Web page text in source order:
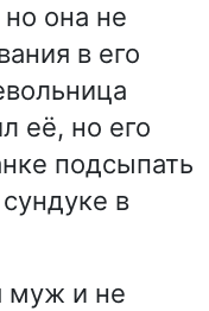
она не
в его
её, но его
подсыпать
в
муж и не